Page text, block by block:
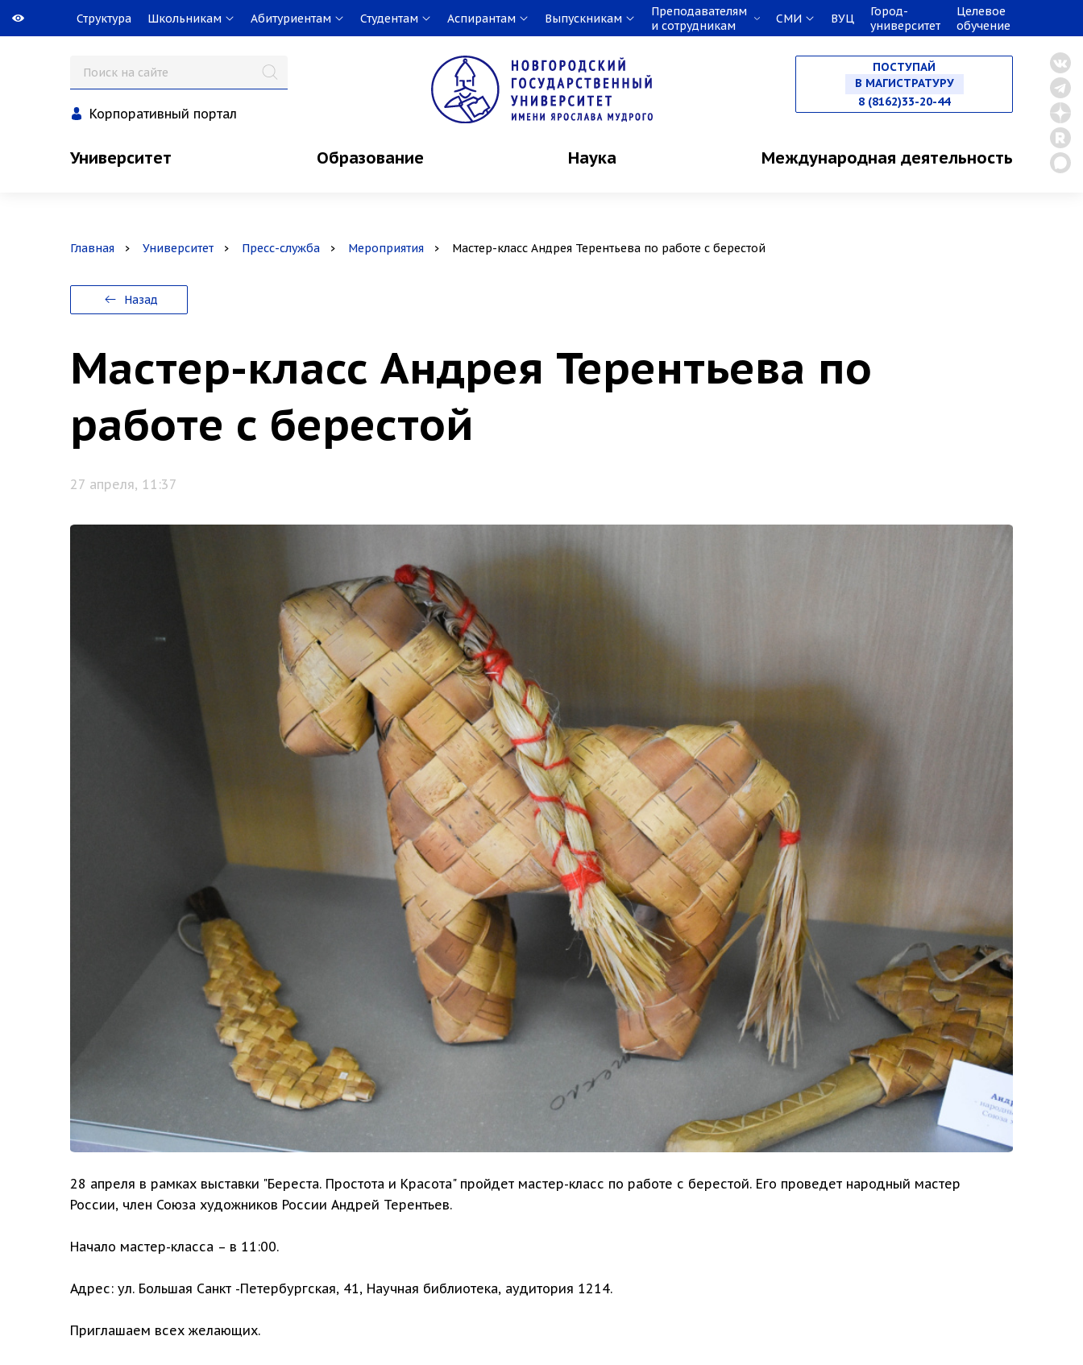
Структура Школьникам Абитуриентам Студентам Аспирантам Выпускникам
Преподавателям
и сотрудникам
СМИ ВУЦ
Город-
университет
Целевое
обучение
Корпоративный портал
ПОСТУПАЙ
НА СПЕЦИАЛИТЕТ
В МАГИСТРАТУРУ
8 (8162)33-20-44
Университет Образование Наука Международная деятельность
Главная Университет Пресс-служба Мероприятия Мастер-класс Андрея Терентьева по работе с берестой
Назад
Мастер-класс Андрея Терентьева по
работе с берестой
27 апреля, 11:37
28 апреля в рамках выставки "Береста. Простота и Красота" пройдет мастер-класс по работе с берестой. Его проведет народный мастер
России, член Союза художников России Андрей Терентьев.
Начало мастер-класса – в 11:00.
Адрес: ул. Большая Санкт -Петербургская, 41, Научная библиотека, аудитория 1214.
Приглашаем всех желающих.